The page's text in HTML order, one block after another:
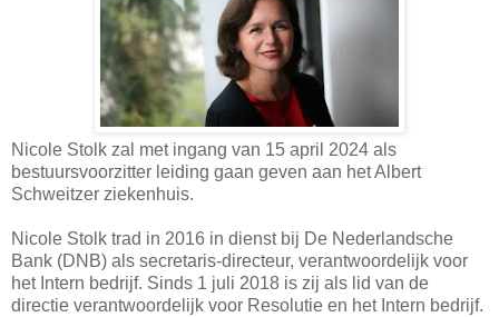
Nicole Stolk zal met ingang van 15 april 2024 als
bestuursvoorzitter leiding gaan geven aan het Albert
Schweitzer ziekenhuis.
Nicole Stolk trad in 2016 in dienst bij De Nederlandsche
Bank (DNB) als secretaris-directeur, verantwoordelijk voor
het Intern bedrijf. Sinds 1 juli 2018 is zij als lid van de
directie verantwoordelijk voor Resolutie en het Intern bedrijf.